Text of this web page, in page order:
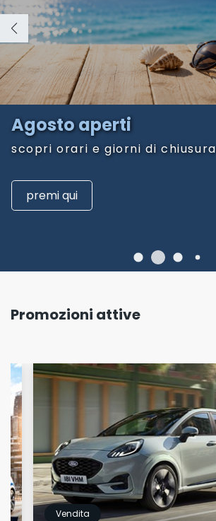
Agosto aperti
scopri orari e giorni di chiusura
premi qui
Promozioni attive
Vendita